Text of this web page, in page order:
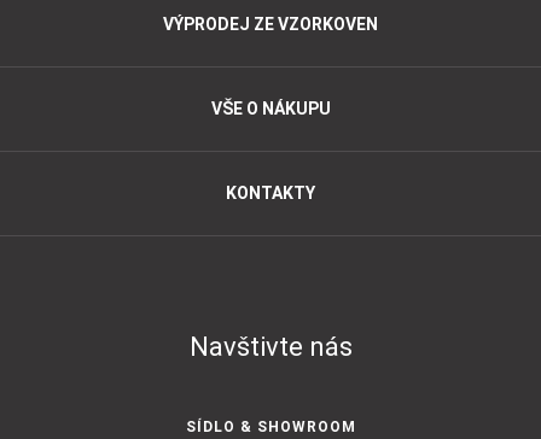
VÝPRODEJ ZE VZORKOVEN
VŠE O NÁKUPU
KONTAKTY
Navštivte nás
SÍDLO & SHOWROOM